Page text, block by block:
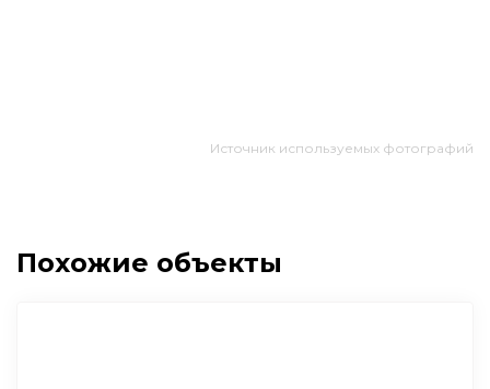
Источник используемых фотографий
Похожие объекты